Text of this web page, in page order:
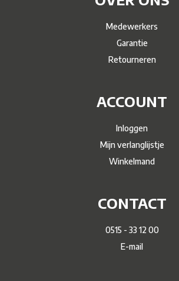
Medewerkers
Garantie
Retourneren
ACCOUNT
Inloggen
Mijn verlanglijstje
Winkelmand
CONTACT
0515 - 33 12 00
E-mail